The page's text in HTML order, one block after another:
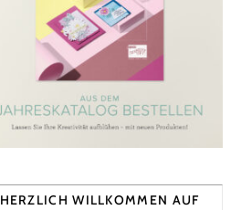
HERZLICH WILLKOMMEN AUF